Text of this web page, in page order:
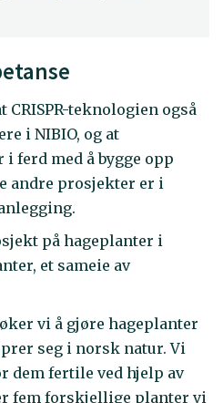
teknologien også
i NIBIO, og at
ferd med å bygge opp
andre prosjekter er i
på hageplanter i
et sameie av
vi å gjøre hageplanter
seg i norsk natur. Vi
dem fertile ved hjelp av
fem forskjellige planter vi